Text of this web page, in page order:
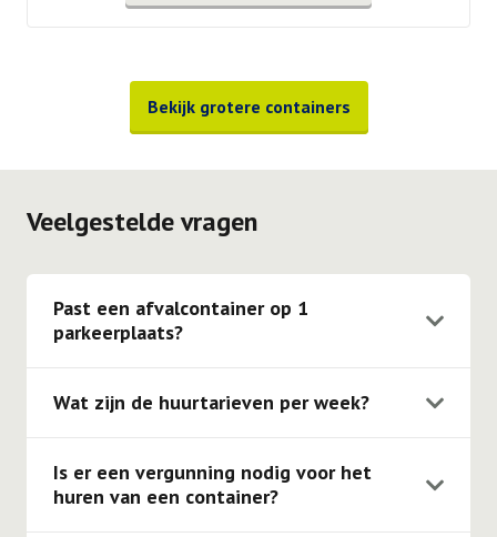
Bekijk grotere containers
Veelgestelde vragen
Past een afvalcontainer op 1
parkeerplaats?
containers passen op 1 parkeerplaats. De 15 m3, 20
Wat zijn de huurtarieven per week?
van € 35,00 per week. Voor de 20ft opslagcontainer is
dit € 45,00 per week.
Is er een vergunning nodig voor het
huren van een container?